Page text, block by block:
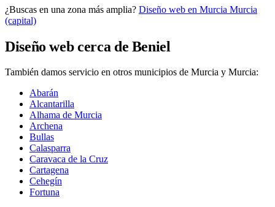
Quiero mi panel
¿Buscas en una zona más amplia? Diseño web en Murcia Murcia
(capital)
Diseño web cerca de Beniel
También damos servicio en otros municipios de Murcia y Murcia:
Abarán
Alcantarilla
Alhama de Murcia
Archena
Bullas
Calasparra
Caravaca de la Cruz
Cartagena
Cehegín
Fortuna